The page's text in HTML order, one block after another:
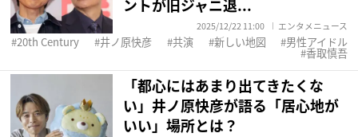
ントが旧ジャニ退...
2025/12/22 11:00 エンタメニュース
20th Century 井ノ原快彦 共演 新しい地図 男性アイドル
香取慎吾
「都心にはあまり出てきたくな
い」井ノ原快彦が語る「居心地が
いい」場所とは？